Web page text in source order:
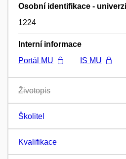
Osobní identifikace -
1224
Interní informace
Portál MU
IS MU
Životopis
Školitel
Kvalifikace